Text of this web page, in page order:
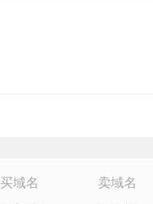
买域名 卖域名